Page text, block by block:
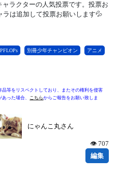
ラクターの人気投票です。投票お
は追加して投票お願いします💦
別冊少年チャンピオン アニメ
等をリスペクトしており、またその権利を侵害
った場合、 こちらからご報告をお願い致しま
にゃんこ丸さん
👁 707
編集